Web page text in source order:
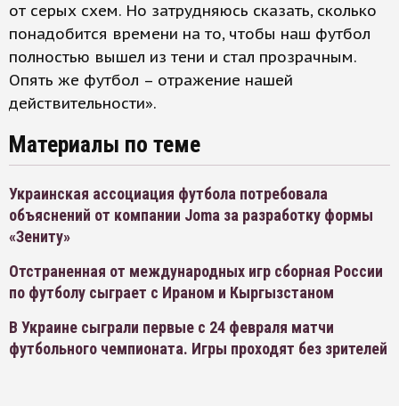
от серых схем. Но затрудняюсь сказать, сколько
понадобится времени на то, чтобы наш футбол
полностью вышел из тени и стал прозрачным.
Опять же футбол – отражение нашей
действительности».
Материалы по теме
Украинская ассоциация футбола потребовала
объяснений от компании Joma за разработку формы
«Зениту»
Отстраненная от международных игр сборная России
по футболу сыграет с Ираном и Кыргызстаном
В Украине сыграли первые с 24 февраля матчи
футбольного чемпионата. Игры проходят без зрителей